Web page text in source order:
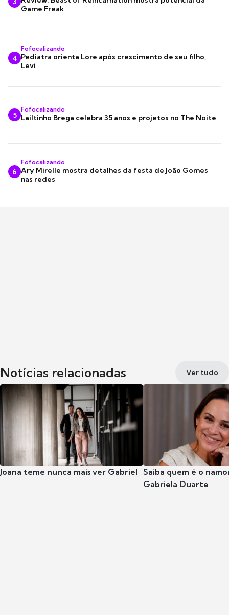
Game Freak
4
Fofocalizando
Pediatra orienta Lore após crescimento de seu filho,
Levi
5
Fofocalizando
Lailtinho Brega celebra 35 anos e projetos no The Noite
6
Fofocalizando
Ary Mirelle mostra detalhes da festa de João Gomes
nas redes
Notícias relacionadas Ver tudo
Joana teme nunca mais ver Gabriel Saiba quem é o
Gabriela Duarte